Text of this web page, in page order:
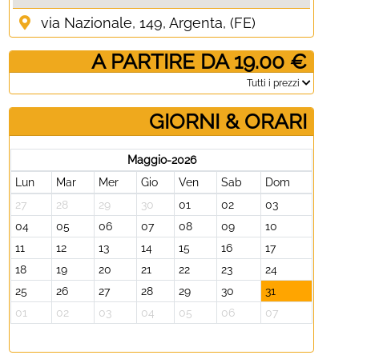
via Nazionale, 149, Argenta, (FE)
­ A PARTIRE DA 19.00 €
­Tutti i prezzi
GIORNI & ORARI
Maggio-2026
Lun
Mar Mer Gio Ven Sab
Dom
27
28 29 30 01 02
03
04
05 06 07 08 09
10
11
12 13 14 15 16
17
18
19 20 21 22 23
24
25
26 27 28 29 30
31
01
02 03 04 05 06 07